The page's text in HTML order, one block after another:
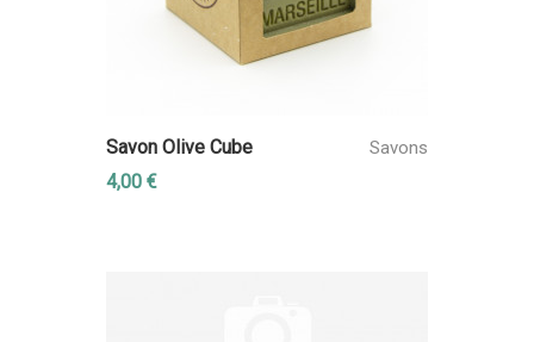
Savon Olive Cube Savons
4,00 €